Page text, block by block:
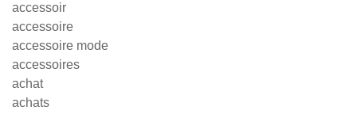
accessoir
accessoire
accessoire mode
accessoires
achat
achats